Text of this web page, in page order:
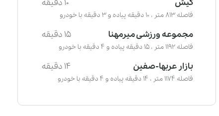
کیش
10 دقیقه
فاصله 813 متر ، 10 دقیقه پیاده و 3 دقیقه با خودرو
مجموعه ورزشی میرمهنا 15 دقیقه
فاصله 1192 متر ، 15 دقیقه پیاده و 4 دقیقه با خودرو
بازار عربها-صفین 14 دقیقه
فاصله 1174 متر ، 14 دقیقه پیاده و 4 دقیقه با خودرو